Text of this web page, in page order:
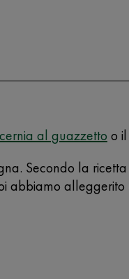
cernia al guazzetto o il
Secondo la
alleggerito